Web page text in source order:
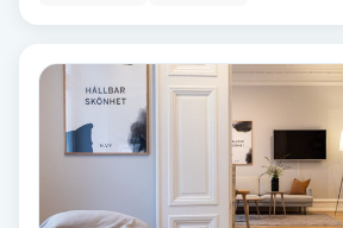
Rakning